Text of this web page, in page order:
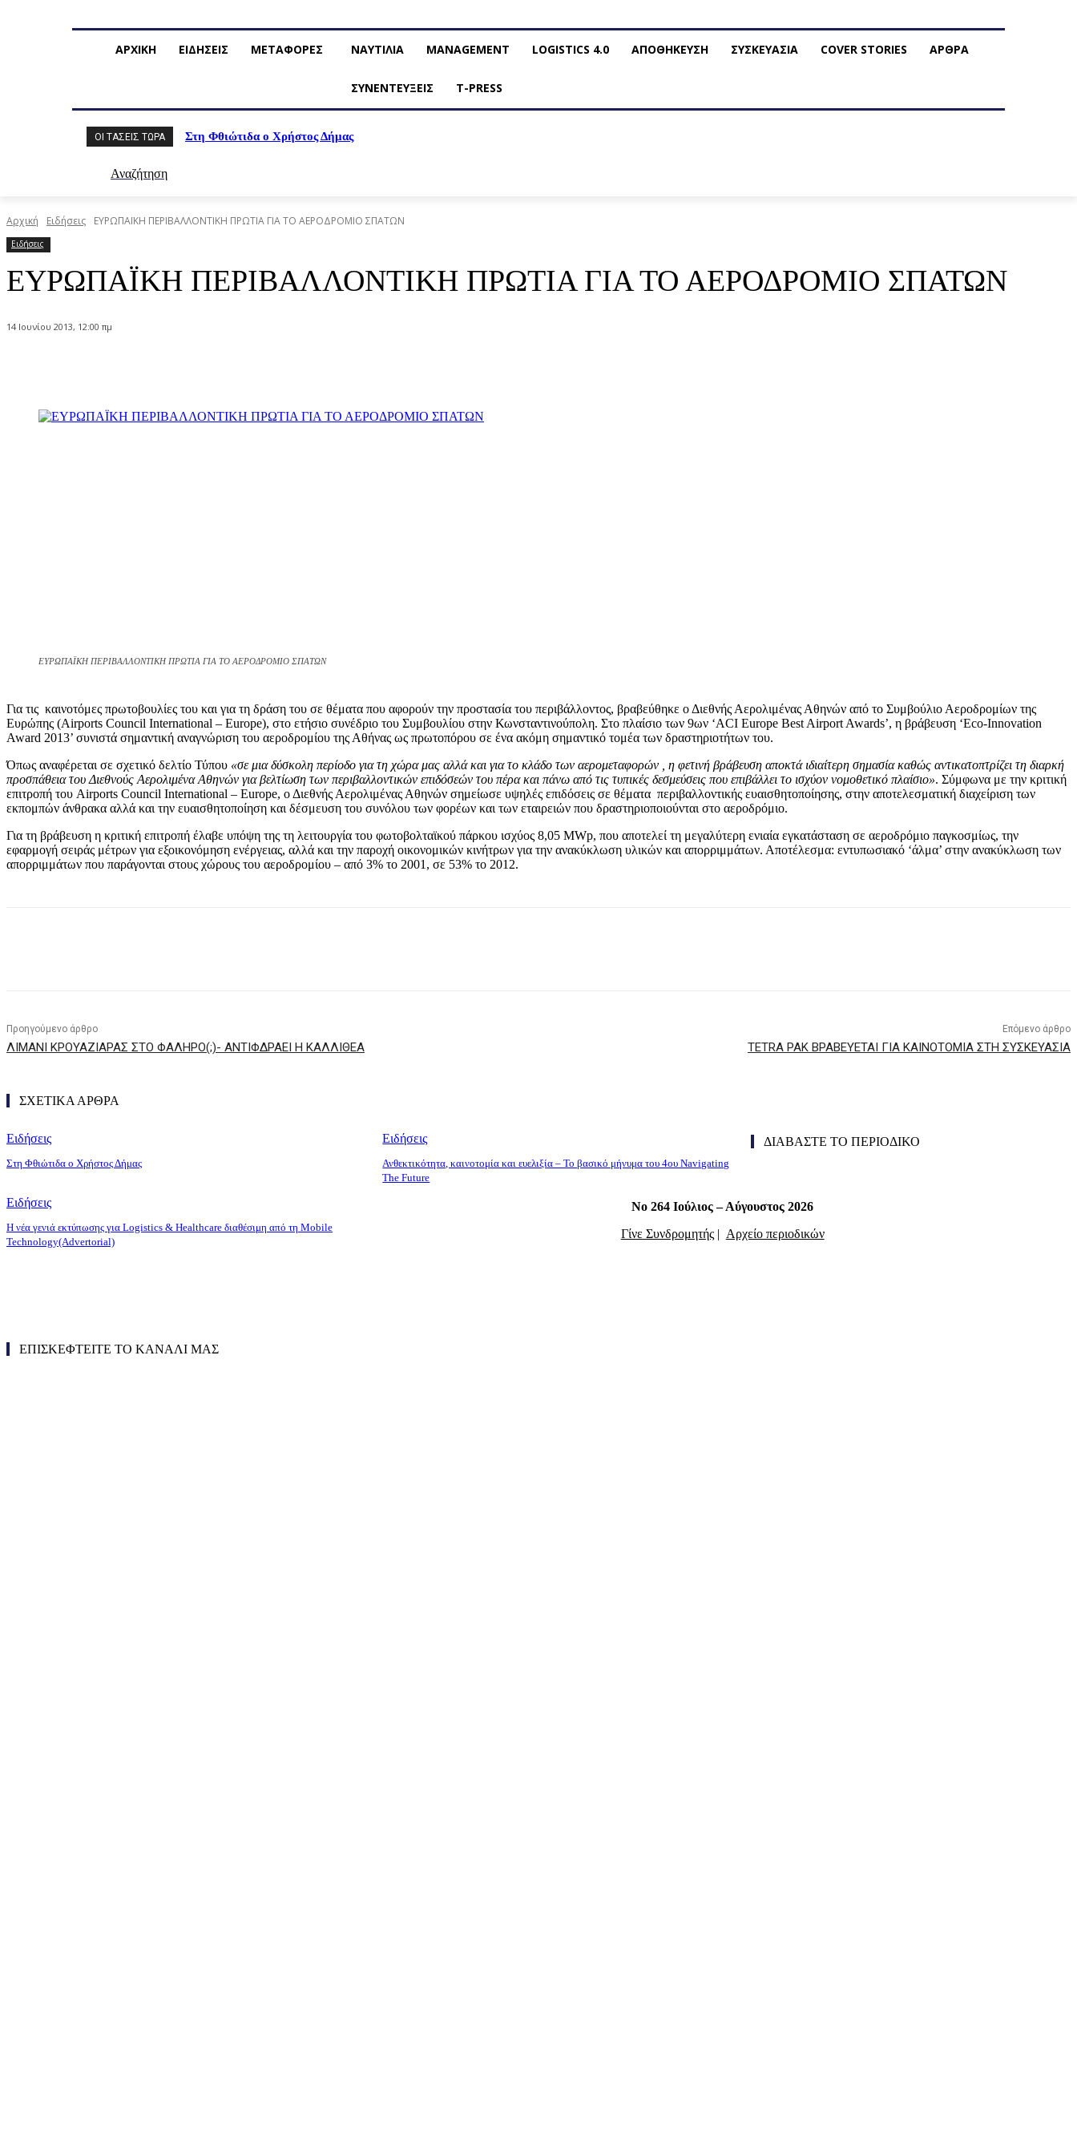
ΑΡΧΙΚΗ ΕΙΔΗΣΕΙΣ ΜΕΤΑΦΟΡΕΣ ΝΑΥΤΙΛΙΑ MANAGEMENT LOGISTICS 4.0 ΑΠΟΘΗΚΕΥΣΗ ΣΥΣΚΕΥΑΣΙΑ COVER STORIES ΑΡΘΡΑ
ΣΥΝΕΝΤΕΥΞΕΙΣ T-PRESS
ΟΙ ΤΆΣΕΙΣ ΤΏΡΑ Στη Φθιώτιδα ο Χρήστος Δήμας
Αναζήτηση
Αρχική Ειδήσεις ΕΥΡΩΠΑΪΚΗ ΠΕΡΙΒΑΛΛΟΝΤΙΚΗ ΠΡΩΤΙΑ ΓΙΑ ΤΟ ΑΕΡΟΔΡΟΜΙΟ ΣΠΑΤΩΝ
Ειδήσεις
ΕΥΡΩΠΑΪΚΗ ΠΕΡΙΒΑΛΛΟΝΤΙΚΗ ΠΡΩΤΙΑ ΓΙΑ ΤΟ ΑΕΡΟΔΡΟΜΙΟ ΣΠΑΤΩΝ
14 Ιουνίου 2013, 12:00 πμ
ΕΥΡΩΠΑΪΚΗ ΠΕΡΙΒΑΛΛΟΝΤΙΚΗ ΠΡΩΤΙΑ ΓΙΑ ΤΟ ΑΕΡΟΔΡΟΜΙΟ ΣΠΑΤΩΝ
Για τις καινοτόμες πρωτοβουλίες του και για τη δράση του σε θέματα που αφορούν την προστασία του περιβάλλοντος, βραβεύθηκε ο Διεθνής Αερολιμένας Αθηνών από το Συμβούλιο Αεροδρομίων της
Ευρώπης (Airports Council International – Europe), στο ετήσιο συνέδριο του Συμβουλίου στην Κωνσταντινούπολη. Στο πλαίσιο των 9ων ‘ACI Europe Best Airport Awards’, η βράβευση ‘Eco-Innovation
Award 2013’ συνιστά σημαντική αναγνώριση του αεροδρομίου της Αθήνας ως πρωτοπόρου σε ένα ακόμη σημαντικό τομέα των δραστηριοτήτων του.
Όπως αναφέρεται σε σχετικό δελτίο Τύπου «σε μια δύσκολη περίοδο για τη χώρα μας αλλά και για το κλάδο των αερομεταφορών , η φετινή βράβευση αποκτά ιδιαίτερη σημασία καθώς αντικατοπτρίζει τη διαρκή
προσπάθεια του Διεθνούς Αερολιμένα Αθηνών για βελτίωση των περιβαλλοντικών επιδόσεών του πέρα και πάνω από τις τυπικές δεσμεύσεις που επιβάλλει το ισχύον νομοθετικό πλαίσιο». Σύμφωνα με την κριτική
επιτροπή του Airports Council International – Europe, ο Διεθνής Αερολιμένας Αθηνών σημείωσε υψηλές επιδόσεις σε θέματα περιβαλλοντικής ευαισθητοποίησης, στην αποτελεσματική διαχείριση των
εκπομπών άνθρακα αλλά και την ευαισθητοποίηση και δέσμευση του συνόλου των φορέων και των εταιρειών που δραστηριοποιούνται στο αεροδρόμιο.
Για τη βράβευση η κριτική επιτροπή έλαβε υπόψη της τη λειτουργία του φωτοβολταϊκού πάρκου ισχύος 8,05 MWp, που αποτελεί τη μεγαλύτερη ενιαία εγκατάσταση σε αεροδρόμιο παγκοσμίως, την
εφαρμογή σειράς μέτρων για εξοικονόμηση ενέργειας, αλλά και την παροχή οικονομικών κινήτρων για την ανακύκλωση υλικών και απορριμμάτων. Αποτέλεσμα: εντυπωσιακό ‘άλμα’ στην ανακύκλωση των
απορριμμάτων που παράγονται στους χώρους του αεροδρομίου – από 3% το 2001, σε 53% το 2012.
Προηγούμενο άρθρο
ΛΙΜΑΝΙ ΚΡΟΥΑΖΙΑΡΑΣ ΣΤΟ ΦΑΛΗΡΟ(;)- ΑΝΤΙΦΔΡΑΕΙ Η ΚΑΛΛΙΘΕΑ
Επόμενο άρθρο
TETRA PAK ΒΡΑΒΕΥΕΤΑΙ ΓΙΑ ΚΑΙΝΟΤΟΜΙΑ ΣΤΗ ΣΥΣΚΕΥΑΣΙΑ
ΣΧΕΤΙΚΑ ΑΡΘΡΑ
Ειδήσεις
Στη Φθιώτιδα ο Χρήστος Δήμας
Ειδήσεις
Ανθεκτικότητα, καινοτομία και ευελιξία – Το βασικό μήνυμα του 4ου Navigating
The Future
Ειδήσεις
Η νέα γενιά εκτύπωσης για Logistics & Healthcare διαθέσιμη από τη Mobile
Technology(Advertorial)
ΔΙΑΒΑΣΤΕ ΤΟ ΠΕΡΙΟΔΙΚΟ
Νο 264 Ιούλιος – Αύγουστος 2026
Γίνε Συνδρομητής| Αρχείο περιοδικών
ΕΠΙΣΚΕΦΤΕΙΤΕ ΤΟ ΚΑΝΑΛΙ ΜΑΣ